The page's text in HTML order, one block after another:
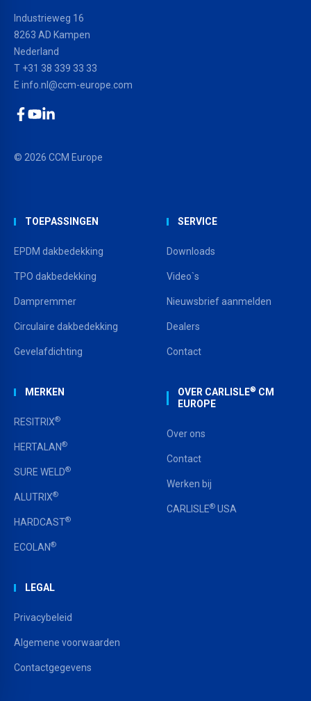
Industrieweg 16
8263 AD Kampen
Nederland
T +31 38 339 33 33
E info.nl@ccm-europe.com
© 2026 CCM Europe
TOEPASSINGEN
EPDM dakbedekking
TPO dakbedekking
Dampremmer
Circulaire dakbedekking
Gevelafdichting
SERVICE
Downloads
Video`s
Nieuwsbrief aanmelden
Dealers
Contact
MERKEN
RESITRIX®
HERTALAN®
SURE WELD®
ALUTRIX®
HARDCAST®
ECOLAN®
OVER CARLISLE® CM
EUROPE
Over ons
Contact
Werken bij
CARLISLE® USA
LEGAL
Privacybeleid
Algemene voorwaarden
Contactgegevens